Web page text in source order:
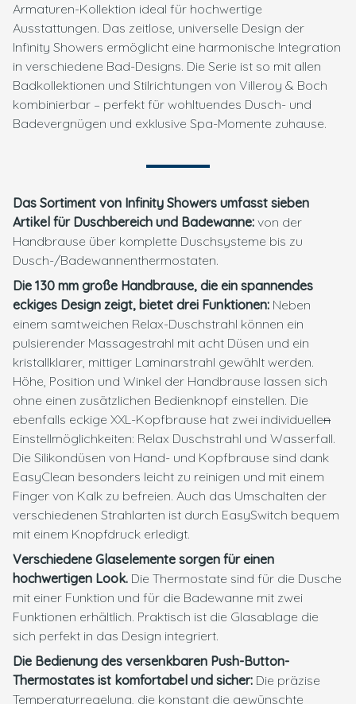
Armaturen-Kollektion ideal für hochwertige
Ausstattungen. Das zeitlose, universelle Design der
Infinity Showers ermöglicht eine harmonische Integration
in verschiedene Bad-Designs. Die Serie ist so mit allen
Badkollektionen und Stilrichtungen von Villeroy & Boch
kombinierbar – perfekt für wohltuendes Dusch- und
Badevergnügen und exklusive Spa-Momente zuhause.
Das Sortiment von Infinity Showers umfasst sieben
Artikel für Duschbereich und Badewanne: von der
Handbrause über komplette Duschsysteme bis zu
Dusch-/Badewannenthermostaten.
Die 130 mm große Handbrause, die ein spannendes
eckiges Design zeigt, bietet drei Funktionen: Neben
einem samtweichen Relax-Duschstrahl können ein
pulsierender Massagestrahl mit acht Düsen und ein
kristallklarer, mittiger Laminarstrahl gewählt werden.
Höhe, Position und Winkel der Handbrause lassen sich
ohne einen zusätzlichen Bedienknopf einstellen. Die
ebenfalls eckige XXL-Kopfbrause hat zwei individuellen
Einstellmöglichkeiten: Relax Duschstrahl und Wasserfall.
Die Silikondüsen von Hand- und Kopfbrause sind dank
EasyClean besonders leicht zu reinigen und mit einem
Finger von Kalk zu befreien. Auch das Umschalten der
verschiedenen Strahlarten ist durch EasySwitch bequem
mit einem Knopfdruck erledigt.
Verschiedene Glaselemente sorgen für einen
hochwertigen Look. Die Thermostate sind für die Dusche
mit einer Funktion und für die Badewanne mit zwei
Funktionen erhältlich. Praktisch ist die Glasablage die
sich perfekt in das Design integriert.
Die Bedienung des versenkbaren Push-Button-
Thermostates ist komfortabel und sicher: Die präzise
Temperaturregelung, die konstant die gewünschte